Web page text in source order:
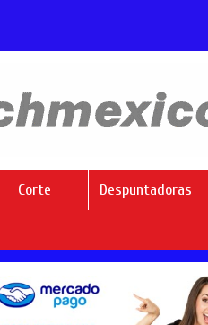
Corte Despuntadoras